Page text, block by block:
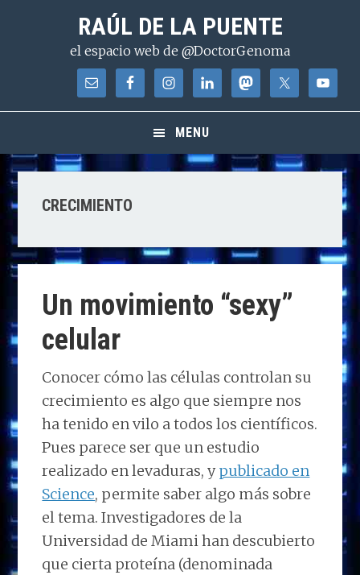
contenido
RAÚL DE LA PUENTE
el espacio web de @DoctorGenoma
MENU
CRECIMIENTO
Un movimiento “sexy”
celular
Conocer cómo las células controlan su
crecimiento es algo que siempre nos
ha tenido en vilo a todos los científicos.
Pues parece ser que un estudio
realizado en levaduras, ypublicado en
Science, permite saber algo más sobre
el tema. Investigadores de la
Universidad de Miami han descubierto
que cierta proteína (denominada